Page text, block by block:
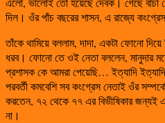
দিল। ওঁর পাঁচ বছরের শাসন, এ রাজ্যে
তাঁকে থামিয়ে বললাম, দাদা, একটা ফোনো
ধরব। ফোনো তে ওই নেতা বললেন, মানুদার
প্রশাসক কে আমরা পেয়েছি… ইত্যাদি
পরবর্তী কমবেশি সব কংগ্রেস নেতাই ওঁর
করতেন, ৭২ থেকে ৭৭ এর বিভীষিকার জন্যই
না।